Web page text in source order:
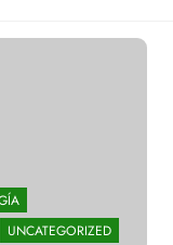
UNCATEGORIZED